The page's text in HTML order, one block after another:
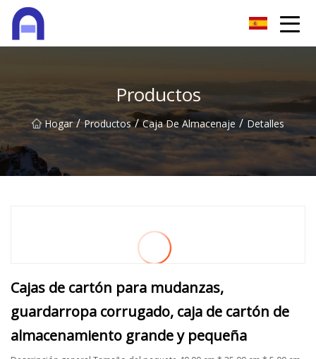
Productos
Hogar / Productos / Caja De Almacenaje / Detalles
Cajas de cartón para mudanzas,
guardarropa corrugado, caja de cartón de
almacenamiento grande y pequeña